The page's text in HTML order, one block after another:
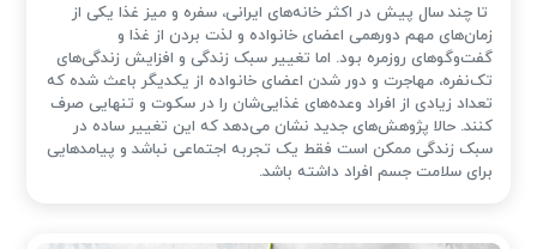
تا چند سال پیش در اکثر خانه‌های ایرانی، سفره و میز غذا یکی از
زمان‌های مهم دورهمی اعضای خانواده و لذت بردن از غذا و
گفت‌وگوهای روزمره بود. اما تغییر سبک زندگی و افزایش زندگی‌های
تک‌نفره، مهاجرت و دور شدن اعضای خانواده از یکدیگر باعث شده که
تعداد زیادی از افراد وعده‌های غذایی‌شان را در سکوت و تنهایی صرف
کنند. حالا پژوهش‌های جدید نشان می‌دهد که این تغییر ساده در
سبک زندگی ممکن است فقط یک تجربه اجتماعی نباشد و پیامدهایی
برای سلامت جسم افراد داشته باشد.